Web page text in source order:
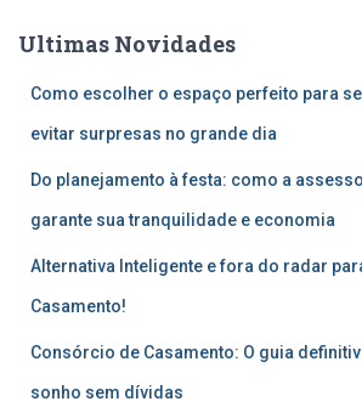
iUltimas Novidades
Como escolher o espaço perfeito para
evitar surpresas no grande dia
Do planejamento à festa: como a
garante sua tranquilidade e economia
Alternativa Inteligente e fora do radar
Casamento!
Consórcio de Casamento: O guia
sonho sem dívidas